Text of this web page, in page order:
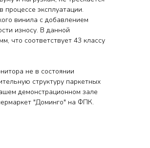
процессе эксплуатации.
винила с добавлением
износу. В данной
что соответствует 43 классу
не в состоянии
структуру паркетных
демонстрационном зале
"Доминго" на ФПК.